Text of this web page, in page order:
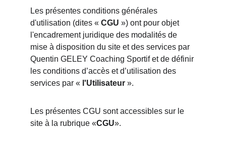
Les présentes conditions générales
d'utilisation (dites « CGU ») ont pour objet
l'encadrement juridique des modalités de
mise à disposition du site et des services par
Quentin GELEY Coaching Sportif et de définir
les conditions d’accès et d’utilisation des
services par « l'Utilisateur ».
Les présentes CGU sont accessibles sur le
site à la rubrique «CGU».